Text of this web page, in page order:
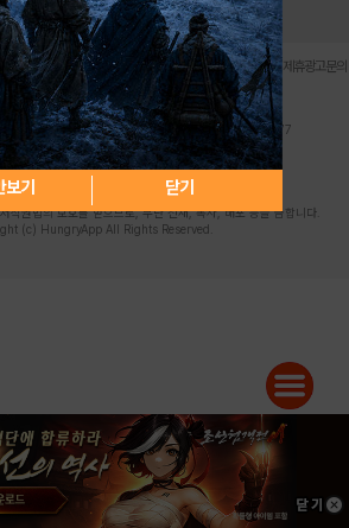
기 닫기
그인 PC버전 전체앱
리방침 | 청소년 보호정책 | 불법촬영물 신고센터 | 제휴광고문의
호:119-86-61101 (주)스마트나우 대표이사:송현두
디지털1로 171 연락처:063-284-8635 팩스:02-6265-0377
호책임자:김동욱desk@hungryapp.co.kr
호:서울아02322 | 등록일자:2016년4월25일
:(주)스마트나우 송현두 | 편집인:김동욱
작권법의 보호를 받으므로, 무단 전재, 복사, 배포 등을 금합니다.
(c) HungryApp All Rights Reserved.